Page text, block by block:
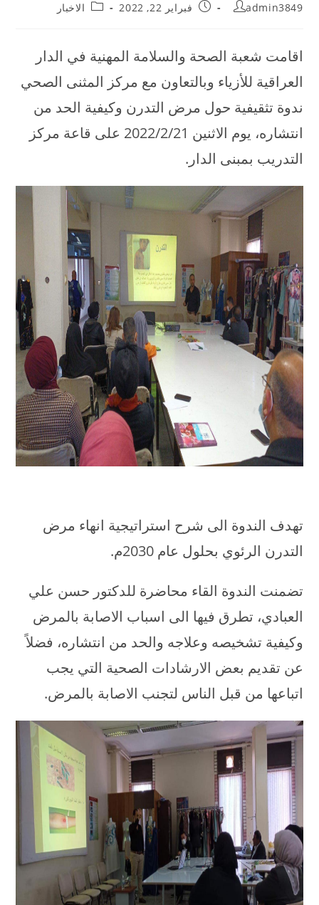
admin3849 فبراير 22, 2022 الاخبار
اقامت شعبة الصحة والسلامة المهنية في الدار
العراقية للأزياء وبالتعاون مع مركز المثنى الصحي
ندوة تثقيفية حول مرض التدرن وكيفية الحد من
انتشاره، يوم الاثنين 2022/2/21 على قاعة مركز
التدريب بمبنى الدار.
تهدف الندوة الى شرح استراتيجية انهاء مرض
التدرن الرئوي بحلول عام 2030م.
تضمنت الندوة القاء محاضرة للدكتور حسن علي
العبادي، تطرق فيها الى اسباب الاصابة بالمرض
وكيفية تشخيصه وعلاجه والحد من انتشاره، فضلاً
عن تقديم بعض الارشادات الصحية التي يجب
اتباعها من قبل الناس لتجنب الاصابة بالمرض.